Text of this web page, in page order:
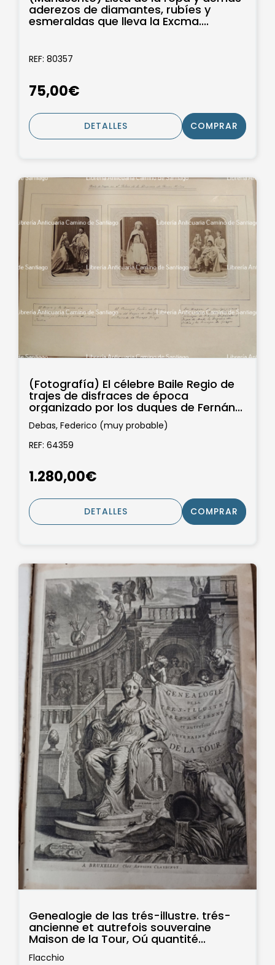
aderezos de diamantes, rubíes y
esmeraldas que lleva la Excma....
REF: 80357
75,00€
DETALLES COMPRAR
(Fotografía) El célebre Baile Regio de
trajes de disfraces de época
organizado por los duques de Fernán...
Debas, Federico (muy probable)
REF: 64359
1.280,00€
DETALLES COMPRAR
Genealogie de las trés-illustre. trés-
ancienne et autrefois souveraine
Maison de la Tour, Oú quantité...
Flacchio